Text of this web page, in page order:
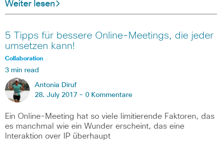
Weiter lesen
5 Tipps für bessere Online-Meetings, die jeder
umsetzen kann!
Collaboration
3 min read
Antonia Diruf
28. July 2017 - 0 Kommentare
Ein Online-Meeting hat so viele limitierende Faktoren, das
es manchmal wie ein Wunder erscheint, das eine
Interaktion over IP überhaupt